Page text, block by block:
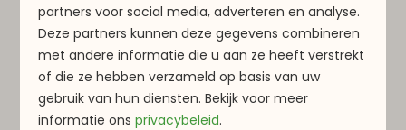
partners voor social media, adverteren en analyse.
Deze partners kunnen deze gegevens combineren
met andere informatie die u aan ze heeft verstrekt
of die ze hebben verzameld op basis van uw
gebruik van hun diensten. Bekijk voor meer
informatieonsprivacybeleid.